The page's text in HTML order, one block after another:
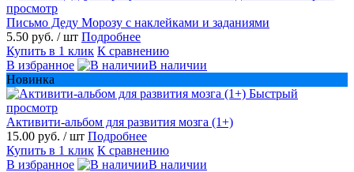
просмотр
Письмо Деду Морозу с наклейками и заданиями
5.50 руб. / шт Подробнее
Купить в 1 клик К сравнению
В избранное
В наличии
Новинка
Быстрый
просмотр
Активити-альбом для развития мозга (1+)
15.00 руб. / шт Подробнее
Купить в 1 клик К сравнению
В избранное
В наличии